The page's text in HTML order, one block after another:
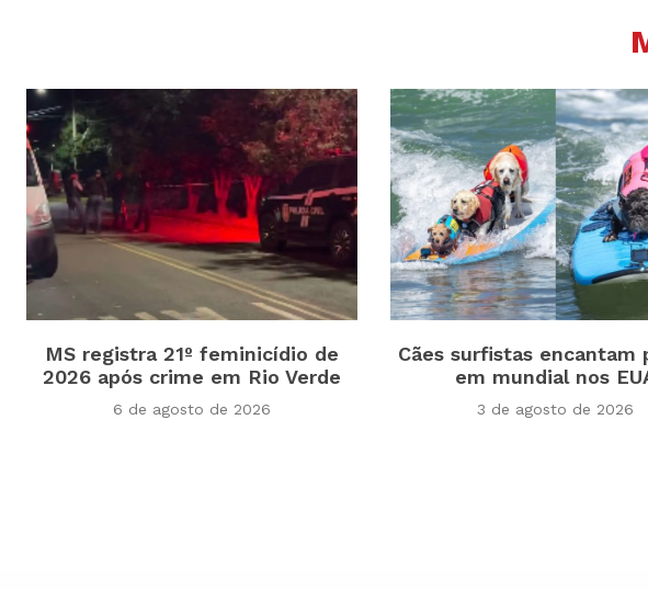
MS registra 21º feminicídio de
2026 após crime em Rio Verde
6 de agosto de 2026
Cães surfistas encantam
em mundial nos
3 de agosto de 2026